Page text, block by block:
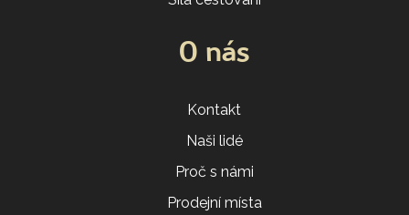
O nás
Kontakt
Naši lidé
Proč s námi
Prodejní místa